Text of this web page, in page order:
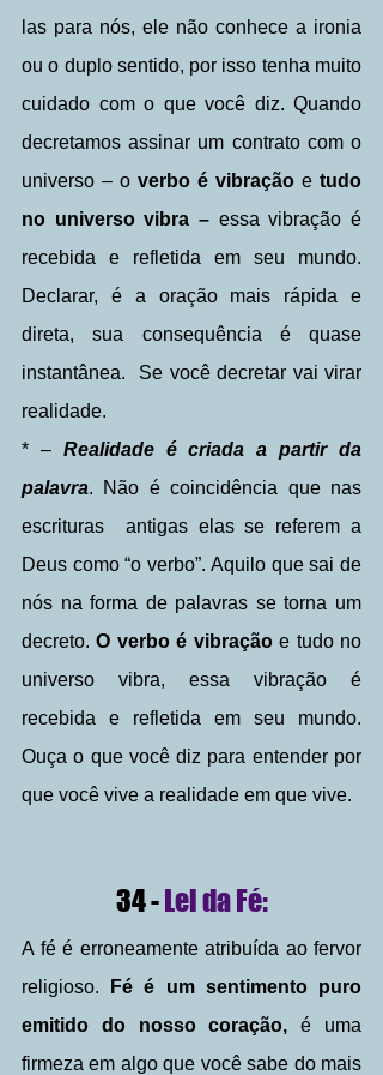
las para nós, ele não conhece a ironia
ou o duplo sentido, por isso tenha muito
cuidado com o que você diz. Quando
decretamos assinar um contrato com o
universo – o verbo é vibração e tudo
no universo vibra – essa vibração é
recebida e refletida em seu mundo.
Declarar, é a oração mais rápida e
direta, sua consequência é quase
instantânea.  Se você decretar vai virar
realidade.
* – Realidade é criada a partir da
palavra. Não é coincidência que nas
escrituras  antigas elas se referem a
Deus como “o verbo”. Aquilo que sai de
nós na forma de palavras se torna um
decreto. O verbo é vibração e tudo no
universo vibra, essa vibração é
recebida e refletida em seu mundo.
Ouça o que você diz para entender por
que você vive a realidade em que vive.
34 - Lei da Fé:
A fé é erroneamente atribuída ao fervor
religioso.
Fé é um sentimento puro
emitido do nosso coração, é uma
firmeza em algo que você sabe do mais